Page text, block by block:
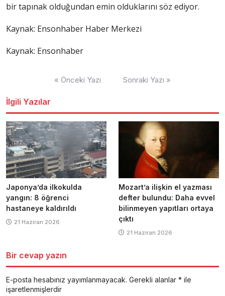
bir tapınak olduğundan emin olduklarını söz ediyor.
Kaynak: Ensonhaber Haber Merkezi
Kaynak: Ensonhaber
« Önceki Yazı Sonraki Yazı »
İlgili Yazılar
Japonya’da ilkokulda
yangın: 8 öğrenci
hastaneye kaldırıldı
21 Haziran 2026
Mozart’a ilişkin el yazması
defter bulundu: Daha evvel
bilinmeyen yapıtları ortaya
çıktı
21 Haziran 2026
Bir cevap yazın
E-posta hesabınız yayımlanmayacak. Gerekli alanlar * ile
işaretlenmişlerdir